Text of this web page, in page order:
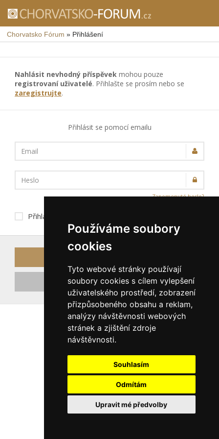
Používáme soubory
cookies
Tyto webové stránky používají
soubory cookies s cílem vylepšení
uživatelského prostředí, zobrazení
přizpůsobeného obsahu a reklam,
analýzy návštěvnosti webových
stránek a zjištění zdroje
návštěvnosti.
Souhlasím
Odmítám
Upravit mé předvolby
Chorvatsko Fórum » Přihlášení
Nahlásit nevhodný příspěvek mohou pouze
registrovaní uživatelé. Přihlašte se prosím nebo se
zaregistrujte.
Přihlásit se pomocí emailu
Email
Heslo
Zapomenuté heslo?
Přihlásit trvale na tomto zařízení
Registrovat nový účet